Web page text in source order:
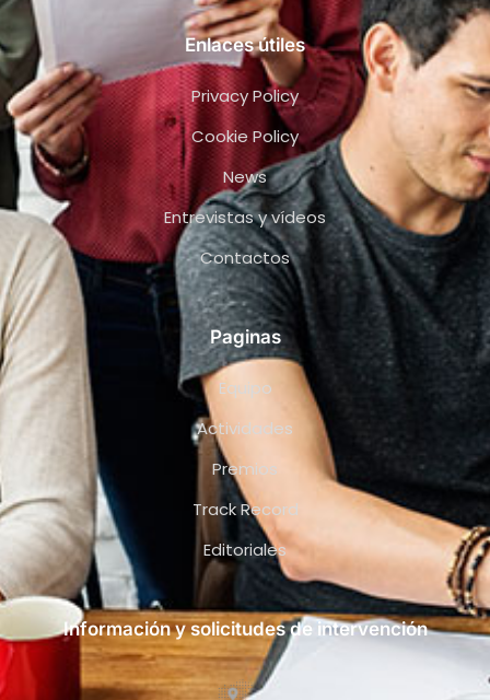
Enlaces útiles
Privacy Policy
Cookie Policy
News
Entrevistas y vídeos
Contactos
Paginas
Equipo
Actividades
Premios
Track Record
Editoriales
Información y solicitudes de intervención